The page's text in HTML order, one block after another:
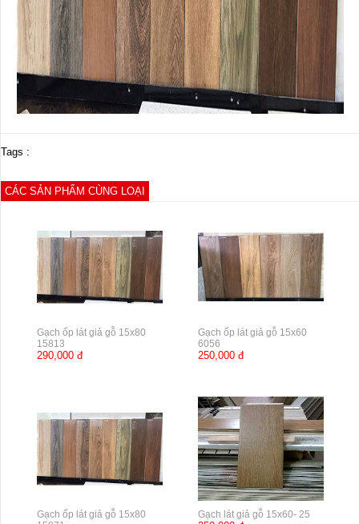
Tags :
CÁC SẢN PHẨM CÙNG LOẠI
Gạch ốp lát giả gỗ 15x80
15813
290,000 đ
Gạch ốp lát giả gỗ 15x60
6056
250,000 đ
Gạch ốp lát giả gỗ 15x80
Gạch lát giả gỗ 15x60- 25